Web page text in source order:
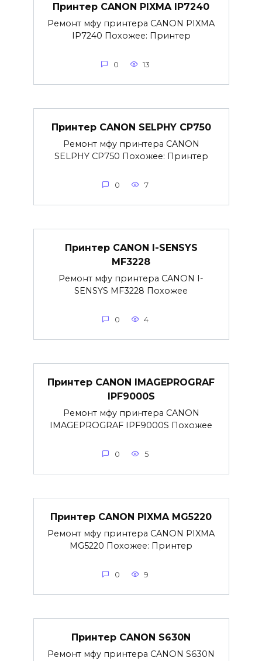
Принтер CANON PIXMA IP7240
Ремонт мфу принтера CANON PIXMA
IP7240 Похожее: Принтер
0 13
Принтер CANON SELPHY CP750
Ремонт мфу принтера CANON
SELPHY CP750 Похожее: Принтер
0 7
Принтер CANON I-SENSYS
MF3228
Ремонт мфу принтера CANON I-
SENSYS MF3228 Похожее
0 4
Принтер CANON IMAGEPROGRAF
IPF9000S
Ремонт мфу принтера CANON
IMAGEPROGRAF IPF9000S Похожее
0 5
Принтер CANON PIXMA MG5220
Ремонт мфу принтера CANON PIXMA
MG5220 Похожее: Принтер
0 9
Принтер CANON S630N
Ремонт мфу принтера CANON S630N